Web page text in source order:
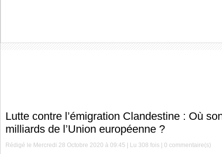
Lutte contre l’émigration Clandestine : Où
milliards de l’Union européenne ?
Rédigé le Mercredi 28 Octobre 2020 à 09:45 | Lu 308 fois |0 commentaire(s)